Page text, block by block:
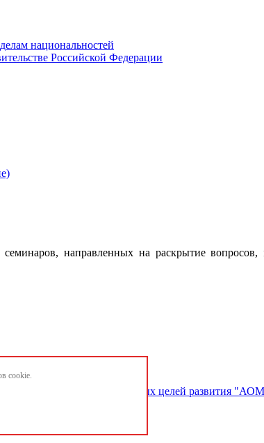
национальностей
Российской Федерации
направленных на раскрытие вопросов,
и достижению национальных целей развития
cookie.